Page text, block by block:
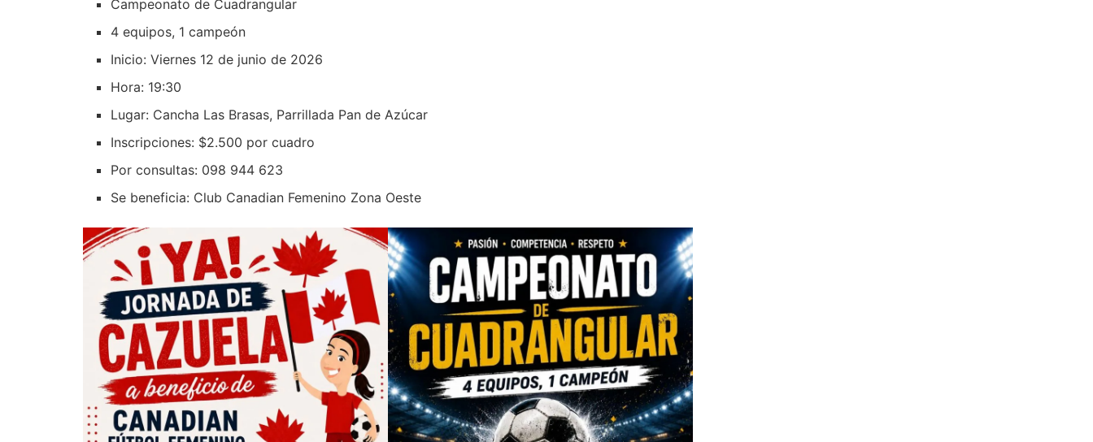
Campeonato de Cuadrangular
4 equipos, 1 campeón
Inicio: Viernes 12 de junio de 2026
Hora: 19:30
Lugar: Cancha Las Brasas, Parrillada Pan de Azúcar
Inscripciones: $2.500 por cuadro
Por consultas: 098 944 623
Se beneficia: Club Canadian Femenino Zona Oeste